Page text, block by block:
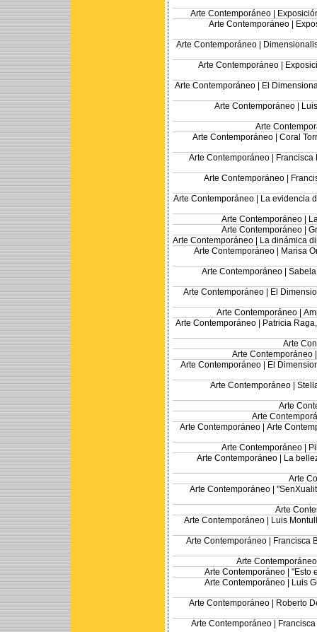
Arte Contemporáneo |
Arte Contemporáneo |
Arte Contemporáneo |
Arte Contemporáneo |
Arte Contemporáneo | El
Arte Contemporáneo |
Arte
Arte Contemporáneo | Coral
Arte Contemporáneo |
Arte Contemporáneo |
Arte Contemporáneo | La evidencia
Arte Contemporáneo |
Arte Contemporáneo |
Arte Contemporáneo |
La dinámica
Arte Contemporáneo |
Marisa
Arte Contemporáneo |
Arte Contemporáneo | El
Arte Contemporáneo |
Arte Contemporáneo |
Patricia
Arte
Arte Contemporáneo
Arte Contemporáneo |
El
Arte Contemporáneo |
Arte
Arte
Arte Contemporáneo | Arte
Arte Contemporáneo |
Arte Contemporáneo |
La
Arte
Arte Contemporáneo |
Arte
Arte Contemporáneo |
Luis
Arte Contemporáneo | Francisca
Arte
Arte Contemporáneo | "Esto
Arte Contemporáneo |
Luis
Arte Contemporáneo | Roberto
Arte Contemporáneo |